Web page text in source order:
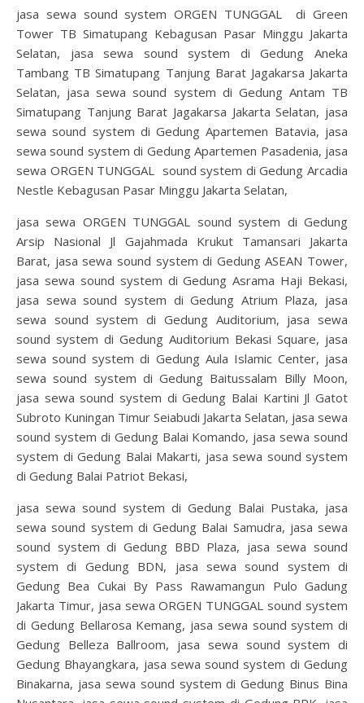
jasa sewa sound system ORGEN TUNGGAL di Green
Tower TB Simatupang Kebagusan Pasar Minggu Jakarta
Selatan, jasa sewa sound system di Gedung Aneka
Tambang TB Simatupang Tanjung Barat Jagakarsa Jakarta
Selatan, jasa sewa sound system di Gedung Antam TB
Simatupang Tanjung Barat Jagakarsa Jakarta Selatan, jasa
sewa sound system di Gedung Apartemen Batavia, jasa
sewa sound system di Gedung Apartemen Pasadenia, jasa
sewa ORGEN TUNGGAL sound system di Gedung Arcadia
Nestle Kebagusan Pasar Minggu Jakarta Selatan,
jasa sewa ORGEN TUNGGAL sound system di Gedung
Arsip Nasional Jl Gajahmada Krukut Tamansari Jakarta
Barat, jasa sewa sound system di Gedung ASEAN Tower,
jasa sewa sound system di Gedung Asrama Haji Bekasi,
jasa sewa sound system di Gedung Atrium Plaza, jasa
sewa sound system di Gedung Auditorium, jasa sewa
sound system di Gedung Auditorium Bekasi Square, jasa
sewa sound system di Gedung Aula Islamic Center, jasa
sewa sound system di Gedung Baitussalam Billy Moon,
jasa sewa sound system di Gedung Balai Kartini Jl Gatot
Subroto Kuningan Timur Seiabudi Jakarta Selatan, jasa sewa
sound system di Gedung Balai Komando, jasa sewa sound
system di Gedung Balai Makarti, jasa sewa sound system
di Gedung Balai Patriot Bekasi,
jasa sewa sound system di Gedung Balai Pustaka, jasa
sewa sound system di Gedung Balai Samudra, jasa sewa
sound system di Gedung BBD Plaza, jasa sewa sound
system di Gedung BDN, jasa sewa sound system di
Gedung Bea Cukai By Pass Rawamangun Pulo Gadung
Jakarta Timur, jasa sewa ORGEN TUNGGAL sound system
di Gedung Bellarosa Kemang, jasa sewa sound system di
Gedung Belleza Ballroom, jasa sewa sound system di
Gedung Bhayangkara, jasa sewa sound system di Gedung
Binakarna, jasa sewa sound system di Gedung Binus Bina